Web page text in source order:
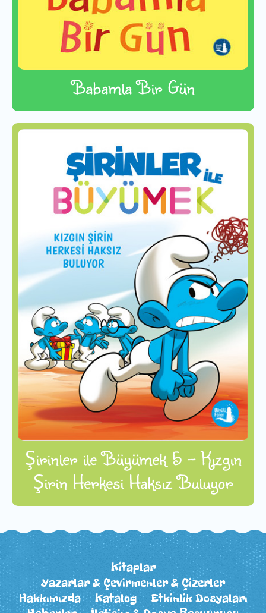
Babamla Bir Gün
Şirinler ile Büyümek 5 - Kızgın
Şirin Herkesi Haksız Buluyor
Kitaplar
Yazarlar & Çevirmenler & Çizerler
Hakkımızda
Katalog
Etkinlik Dosyaları